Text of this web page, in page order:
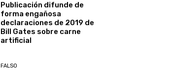
Publicación difunde de
forma engañosa
declaraciones de 2019 de
Bill Gates sobre carne
artificial
FALSO